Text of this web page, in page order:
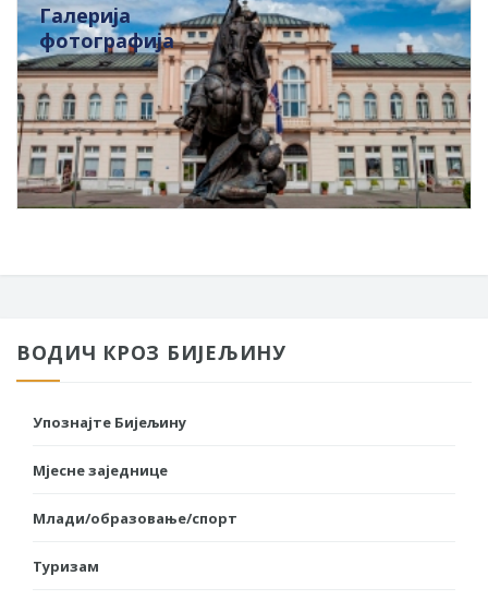
Галерија
фотографија
ВОДИЧ КРОЗ БИЈЕЉИНУ
Упознајте Бијељину
Мјесне заједнице
Млади/образовање/спорт
Туризам